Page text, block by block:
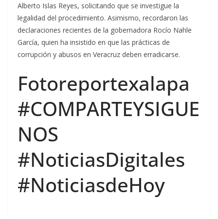
Alberto Islas Reyes, solicitando que se investigue la
legalidad del procedimiento. Asimismo, recordaron las
declaraciones recientes de la gobernadora Rocío Nahle
García, quien ha insistido en que las prácticas de
corrupción y abusos en Veracruz deben erradicarse.
Fotoreportexalapa
#COMPARTEYSIGUE
NOS
#NoticiasDigitales
#NoticiasdeHoy